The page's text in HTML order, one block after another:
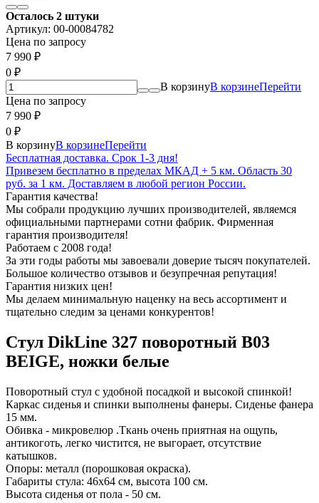
Осталось 2 штуки
Артикул: 00-00084782
Цена по запросу
7 990 ₽
0 ₽
В корзинуВ корзинеПерейти
Цена по запросу
7 990 ₽
0 ₽
В корзинуВ корзинеПерейти
Бесплатная доставка. Срок 1-3 дня!
Привезем бесплатно в пределах МКАД + 5 км. Область 30
руб. за 1 км. Доставляем в любой регион России.
Гарантия качества!
Мы собрали продукцию лучших производителей, являемся
официальными партнерами сотни фабрик. Фирменная
гарантия производителя!
Работаем с 2008 года!
За эти годы работы мы завоевали доверие тысяч покупателей.
Большое количество отзывов и безупречная репутация!
Гарантия низких цен!
Мы делаем минимальную наценку на весь ассортимент и
тщательно следим за ценами конкурентов!
Стул DikLine 327 поворотный B03
BEIGE, ножки белые
Поворотный стул с удобной посадкой и высокой спинкой!
Каркас сиденья и спинки выполнены фанеры. Сиденье фанера
15 мм.
Обивка - микровелюр .Ткань очень приятная на ощупь,
антикоготь, легко чистится, не выгорает, отсутствие
катышков.
Опоры: металл (порошковая окраска).
Габариты стула: 46х64 см, высота 100 см.
Высота сиденья от пола - 50 см.